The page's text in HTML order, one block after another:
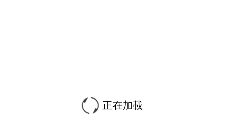
正在加載